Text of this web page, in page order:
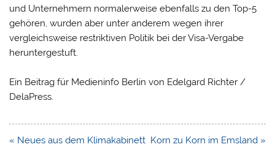
und Unternehmern normalerweise ebenfalls zu den Top-5
gehören, wurden aber unter anderem wegen ihrer
vergleichsweise restriktiven Politik bei der Visa-Vergabe
heruntergestuft.
Ein Beitrag für Medieninfo Berlin von Edelgard Richter /
DelaPress.
Beitragsnavigation
« Neues aus dem Klimakabinett Korn zu Korn im Emsland »